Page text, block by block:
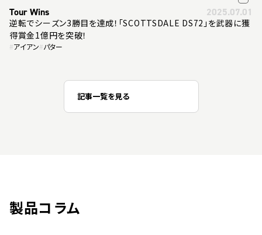
Tour Wins 2025.07.01
逆転でシーズン3勝目を達成！「SCOTTSDALE DS72」を武器に獲
得賞金1億円を突破！
#アイアン#パター
記事一覧を見る
製品コラム